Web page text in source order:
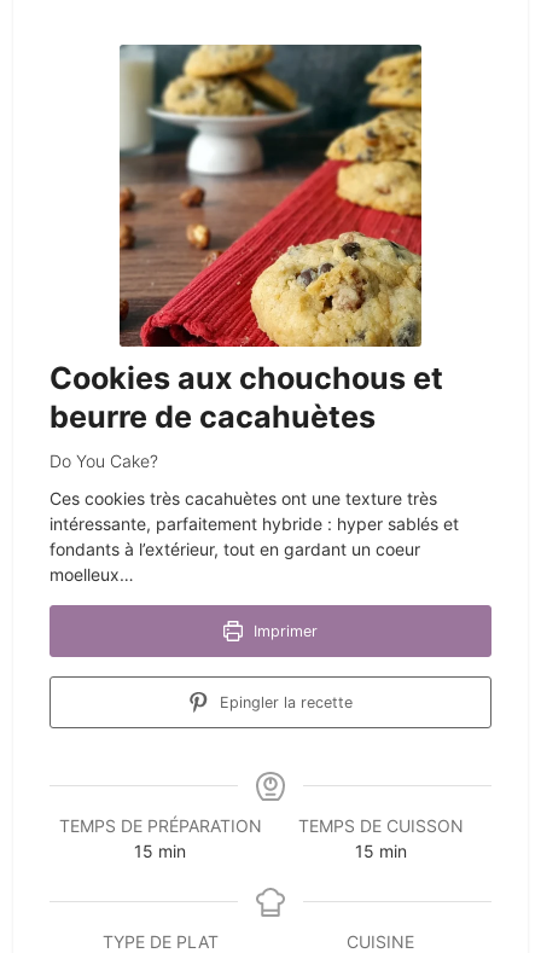
Cookies aux chouchous et
beurre de cacahuètes
Do You Cake?
Ces cookies très cacahuètes ont une texture très
intéressante, parfaitement hybride : hyper sablés et
fondants à l’extérieur, tout en gardant un coeur
moelleux…
Imprimer
Epingler la recette
TEMPS DE PRÉPARATION
15 minutes
min
TEMPS DE CUISSON
15minutes
min
TYPE DE PLAT
CUISINE